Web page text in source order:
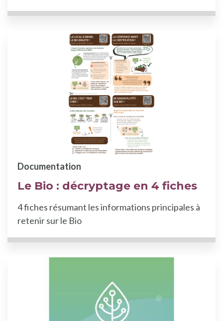
Le Bio : décryptage en 4 fiches
Documentation
4 fiches résumant les informations principales à
retenir sur le Bio